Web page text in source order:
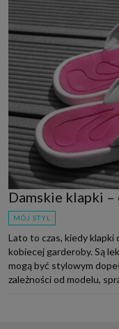
Damskie klapki –
MÓJ STYL
Lato to czas, kiedy klapki
kobiecej garderoby. Są
mogą być stylowym
zależności od modelu,